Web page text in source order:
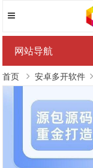
网站导航
首页 安卓多开软件